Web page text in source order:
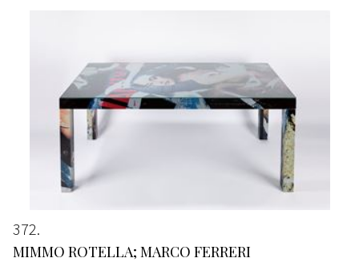
372
MIMMO ROTELLA; MARCO FERRERI